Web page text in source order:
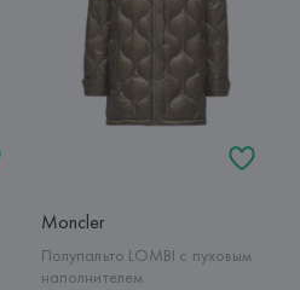
Moncler
Полупальто LOMBI с пуховым
наполнителем